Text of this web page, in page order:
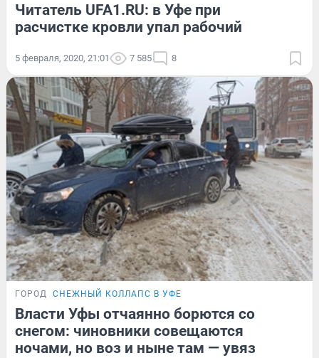
Читатель UFA1.RU: в Уфе при
расчистке кровли упал рабочий
5 февраля, 2020, 21:01 7 585 8
ГОРОД СНЕЖНЫЙ КОЛЛАПС В УФЕ
Власти Уфы отчаянно борются со
снегом: чиновники совещаются
ночами, но воз и ныне там — увяз